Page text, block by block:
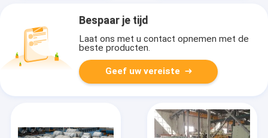
Bespaar je tijd
Laat ons met u contact opnemen met de
beste producten.
Geef uw vereiste